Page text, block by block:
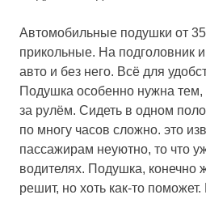
Автомобильные подушки от
прикольные. На подголовник
авто и без него. Всё для
Подушка особенно нужна тем,
за рулём. Сидеть в одном
по многу часов сложно. это
пассажирам неуютно, то что
водителях. Подушка, конечно
решит, но хоть как-то